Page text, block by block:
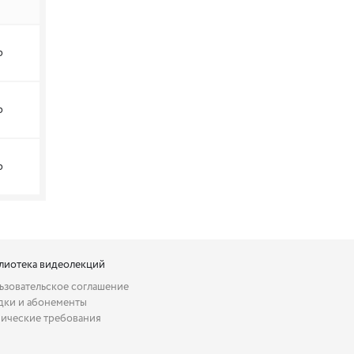
видеолекций
соглашение
и абонементы
требования